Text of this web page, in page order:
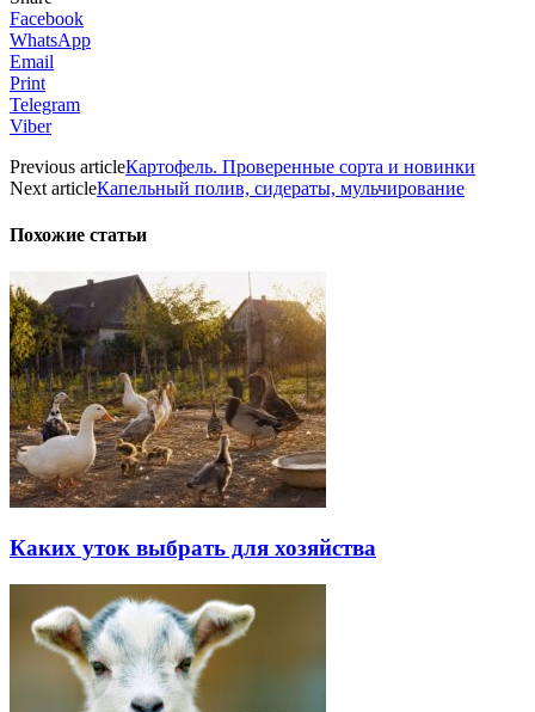
Facebook
WhatsApp
Email
Print
Telegram
Viber
Previous articleКартофель. Проверенные сорта и новинки
Next articleКапельный полив, сидераты, мульчирование
Похожие статьи
Каких уток выбрать для хозяйства